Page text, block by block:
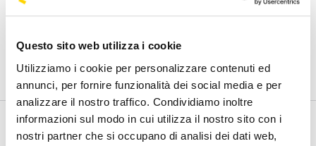
Questo sito web utilizza i cookie
Utilizziamo i cookie per personalizzare contenuti ed
annunci, per fornire funzionalità dei social media e per
analizzare il nostro traffico. Condividiamo inoltre
informazioni sul modo in cui utilizza il nostro sito con i
nostri partner che si occupano di analisi dei dati web,
2026
89.10
ASAP Rocky - Milano 2026
10
September
91.20
Marra/Gue - Santeria 2026
12
September
da €
80.70
Benvenuto nella pagina delle agenzie ufficiali di